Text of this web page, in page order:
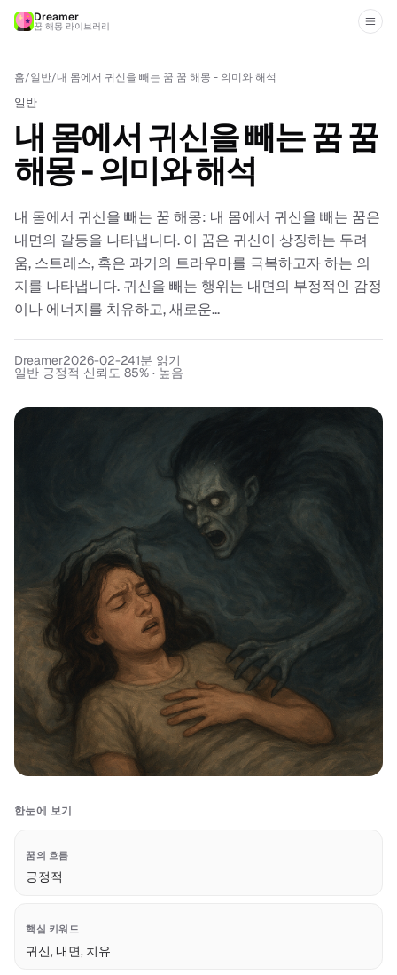
Dreamer
꿈 해몽 라이브러리
홈/일반/내 몸에서 귀신을 빼는 꿈 꿈 해몽 - 의미와 해석
일반
내 몸에서 귀신을 빼는 꿈 꿈
해몽 - 의미와 해석
내 몸에서 귀신을 빼는 꿈 해몽: 내 몸에서 귀신을 빼는 꿈은
내면의 갈등을 나타냅니다. 이 꿈은 귀신이 상징하는 두려
움, 스트레스, 혹은 과거의 트라우마를 극복하고자 하는 의
지를 나타냅니다. 귀신을 빼는 행위는 내면의 부정적인 감정
이나 에너지를 치유하고, 새로운...
Dreamer2026-02-241분 읽기
일반 긍정적 신뢰도 85% · 높음
한눈에 보기
꿈의 흐름
긍정적
핵심 키워드
귀신, 내면, 치유